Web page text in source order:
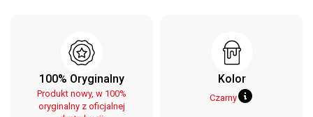
100% Oryginalny
Produkt nowy, w 100%
oryginalny z oficjalnej
Kolor
Czarny